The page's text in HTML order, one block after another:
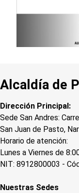
Alcaldía de
Dirección Principal:
Sede San Andres:
San Juan de Pasto,
Horario de atención:
Lunes a Viernes de
NIT: 8912800003 -
Nuestras Sedes